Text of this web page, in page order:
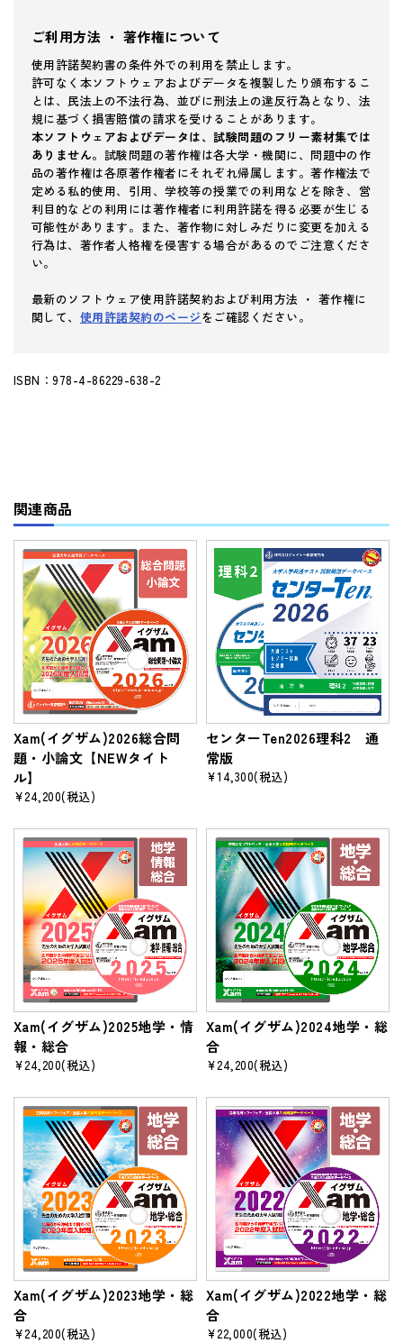
ご利用方法 ・ 著作権について
使用許諾契約書の条件外での利用を禁止します。
許可なく本ソフトウェアおよびデータを複製したり頒布するこ
とは、民法上の不法行為、並びに刑法上の違反行為となり、法
規に基づく損害賠償の請求を受けることがあります。
本ソフトウェアおよびデータは、試験問題のフリー素材集では
ありません。 試験問題の著作権は各大学・機関に、問題中の作
品の著作権は各原著作権者にそれぞれ帰属します。著作権法で
定める私的使用、引用、学校等の授業での利用などを除き、営
利目的などの利用には著作権者に利用許諾を得る必要が生じる
可能性があります。また、著作物に対しみだりに変更を加える
行為は、著作者人格権を侵害する場合があるのでご注意くださ
い。
最新のソフトウェア使用許諾契約および利用方法 ・ 著作権に
関して、 使用許諾契約のページをご確認ください。
ISBN：978-4-86229-638-2
関連商品
Xam(イグザム)2026総合問
題・小論文【NEWタイト
ル】
¥24,200(税込)
センターTen2026理科2 通
常版
¥14,300(税込)
Xam(イグザム)2025地学・情
報・総合
¥24,200(税込)
Xam(イグザム)2024地学・総
合
¥24,200(税込)
Xam(イグザム)2023地学・総
合
¥24,200(税込)
Xam(イグザム)2022地学・総
合
¥22,000(税込)